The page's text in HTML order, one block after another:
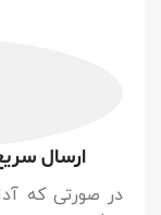
ارسال
در صورتی که